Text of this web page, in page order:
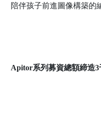
陪伴孩子前進圖像構築的
Apitor系列募資總額締造3